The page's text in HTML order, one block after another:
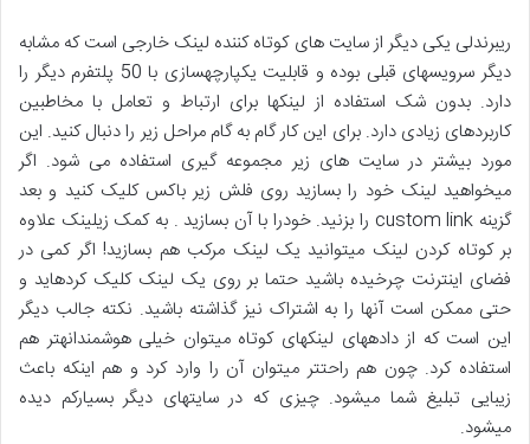
ریبرندلی یکی دیگر از سایت های کوتاه کننده لینک خارجی است که مشابه
دیگر سرویسهای قبلی بوده و قابلیت یکپارچهسازی با 50 پلتفرم دیگر را
دارد. بدون شک استفاده از لینکها برای ارتباط و تعامل با مخاطبین
کاربردهای زیادی دارد. برای این کار گام به گام مراحل زیر را دنبال کنید. این
مورد بیشتر در سایت های زیر مجموعه گیری استفاده می شود. اگر
میخواهید لینک خود را بسازید روی فلش زیر باکس کلیک کنید و بعد
گزینه custom link را بزنید. خودرا با آن بسازید . به کمک زیلینک علاوه
بر کوتاه کردن لینک میتوانید یک لینک مرکب هم بسازید! اگر کمی در
فضای اینترنت چرخیده باشید حتما بر روی یک لینک کلیک کردهاید و
حتی ممکن است آنها را به اشتراک نیز گذاشته باشید. نکته جالب دیگر
این است که از دادههای لینکهای کوتاه میتوان خیلی هوشمندانهتر هم
استفاده کرد. چون هم راحتتر میتوان آن را وارد کرد و هم اینکه باعث
زیبایی تبلیغ شما میشود. چیزی که در سایتهای دیگر بسیارکم دیده
میشود.